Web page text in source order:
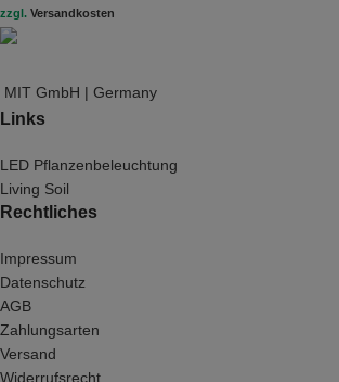
zzgl. Versandkosten
MIT GmbH | Germany
Links
LED Pflanzenbeleuchtung
Living Soil
Rechtliches
Impressum
Datenschutz
AGB
Zahlungsarten
Versand
Widerrufsrecht